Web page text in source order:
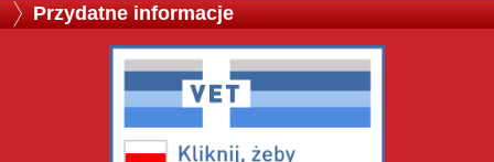
Przydatne informacje